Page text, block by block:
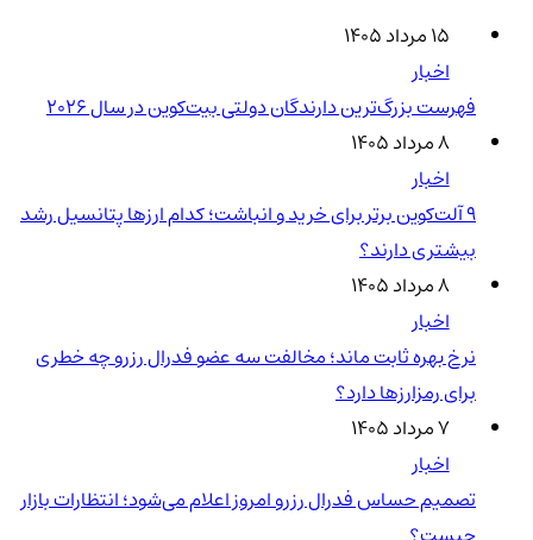
۱۵ مرداد ۱۴۰۵
اخبار
فهرست بزرگ‌ترین دارندگان دولتی بیت‌کوین در سال 2026
۸ مرداد ۱۴۰۵
اخبار
۹ آلت‌کوین برتر برای خرید و انباشت؛ کدام ارزها پتانسیل رشد
بیشتری دارند؟
۸ مرداد ۱۴۰۵
اخبار
نرخ بهره ثابت ماند؛ مخالفت سه عضو فدرال رزرو چه خطری
برای رمزارزها دارد؟
۷ مرداد ۱۴۰۵
اخبار
تصمیم حساس فدرال رزرو امروز اعلام می‌شود؛ انتظارات بازار